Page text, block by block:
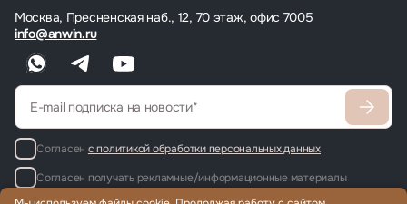
Москва, Пресненская наб., 12, 70 этаж, офис 7005
info@anwin.ru
Согласен с политикой обработки персональных данных
Согласен получать рекламные/информационные материалы